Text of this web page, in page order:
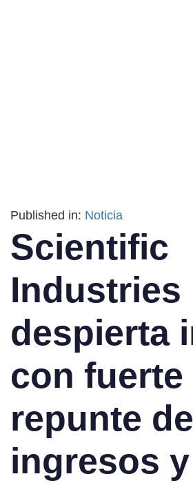
Published in: Noticia
Scientific
Industries
despierta
con fuerte
repunte de
ingresos y